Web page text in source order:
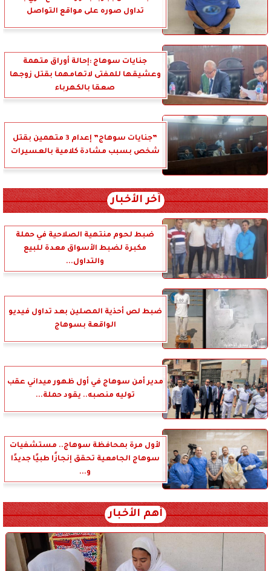
تداول صوره على مواقع التواصل
جنايات سوهاج :إحالة أوراق متهمة
وعشيقها للمفتى لاتهامهما بقتل زوجها
صعقا بالكهرباء
”جنايات سوهاج” إعدام 3 متهمين بقتل
شخص بسبب مشادة كلامية بالعسيرات
آخر الأخبار
ضبط لحوم منتهية الصلاحية في حملة
مكبرة لضبط الأسواق معدة للبيع
والتداول...
ضبط لص أحذية المصلين بعد تداول فيديو
الواقعة بسوهاج
مدير أمن سوهاج في أول ظهور ميداني عقب
توليه منصبه.. يقود حملة...
لأول مرة بمحافظة سوهاج.. مستشفيات
سوهاج الجامعية تحقق إنجازًا طبيًا جديدًا
و...
أهم الأخبار